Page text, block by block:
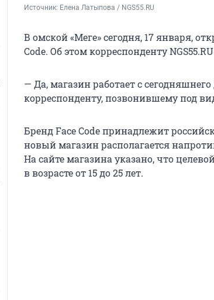
Источник: Елена Латыпова / NGS55.RU
В омской «Меге» сегодня, 17 января,
Code. Об этом корреспонденту
— Да, магазин работает с
корреспонденту, позвонившему под
Бренд Face Code принадлежит
новый магазин располагается
На сайте магазина указано, что
в возрасте от 15 до 25 лет.